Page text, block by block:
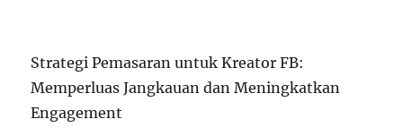
Strategi Pemasaran untuk Kreator FB:
Memperluas Jangkauan dan Meningkatkan
Engagement